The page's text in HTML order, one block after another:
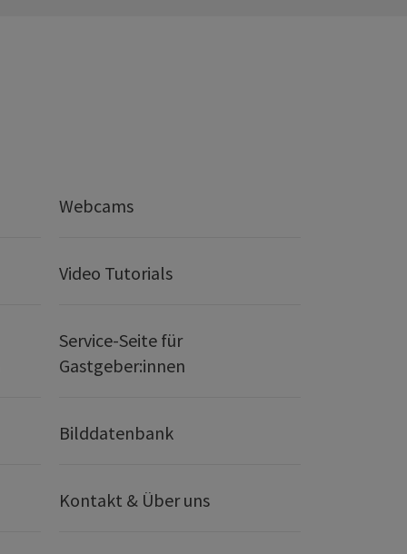
Webcams
Video Tutorials
Service-Seite für
Gastgeber:innen
Bilddatenbank
Kontakt & Über uns